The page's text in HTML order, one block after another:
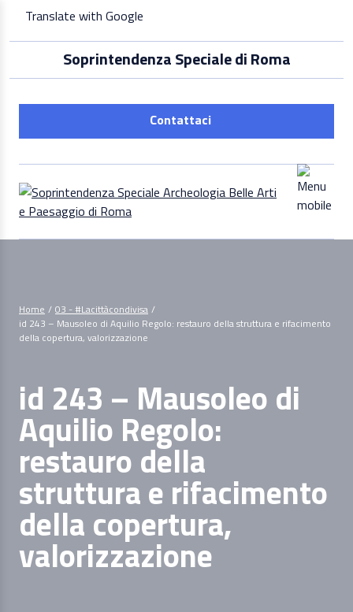
content
Translate with Google
Soprintendenza Speciale di Roma
Contattaci
Home / 03 - #Lacittàcondivisa /
id 243 – Mausoleo di Aquilio Regolo: restauro della struttura e rifacimento
della copertura, valorizzazione
id 243 – Mausoleo di
Aquilio Regolo:
restauro della
struttura e rifacimento
della copertura,
valorizzazione